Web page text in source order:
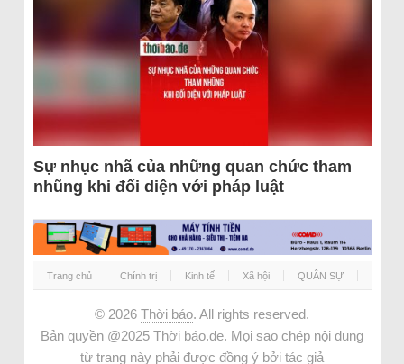
Sự nhục nhã của những quan chức tham
nhũng khi đối diện với pháp luật
Trang chủ Chính trị Kinh tế Xã hội QUÂN SỰ
© 2026 Thời báo. All rights reserved.
Bản quyền @2025 Thời báo.de. Mọi sao chép nội dung
từ trang này phải được đồng ý bởi tác giả